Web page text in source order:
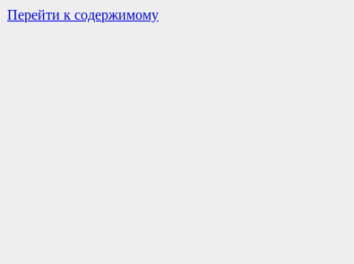
Перейти к содержимому